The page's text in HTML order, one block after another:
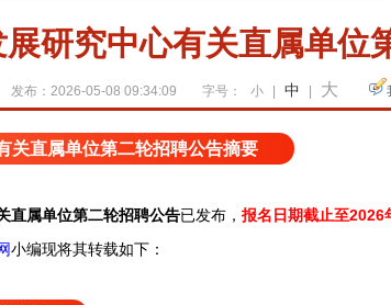
研究中心有关直属单位
发布：2026-05-08 09:34:09 字号： 小 中 大
关直属单位第二轮招聘公告摘要
直属单位第二轮招聘公告已发布， 报名日期截止至2026
小编现将其转载如下：